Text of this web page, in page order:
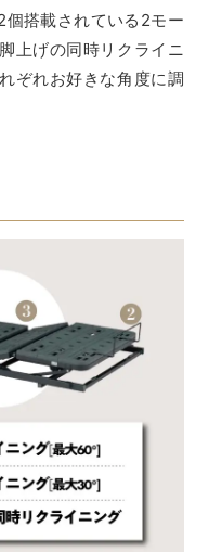
搭載されている2モー
上げの同時リクライニ
ぞれお好きな角度に調